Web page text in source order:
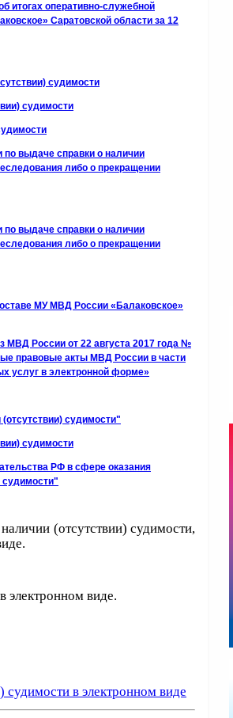
итогах оперативно-служебной
Саратовской области за 12
судимости
судимости
по выдаче справки о наличии
либо о прекращении
по выдаче справки о наличии
либо о прекращении
МУ МВД России «Балаковское»
МВД России от 22 августа 2017 года №
правовые акты МВД России в части
услуг в электронной форме»
судимости"
судимости
РФ в сфере оказания
судимости"
(отсутствии) судимости,
электронном виде.
судимости в электронном виде